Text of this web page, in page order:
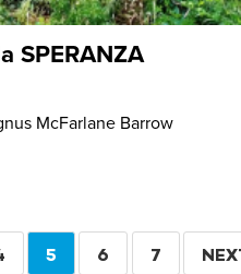
SPERANZA
McFarlane Barrow
PAGINA
5 PAGINA
6 PAGINA
7